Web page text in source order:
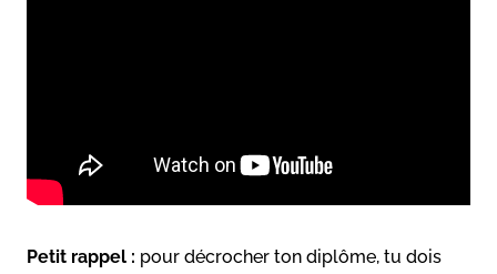
Petit rappel : pour décrocher ton diplôme, tu dois